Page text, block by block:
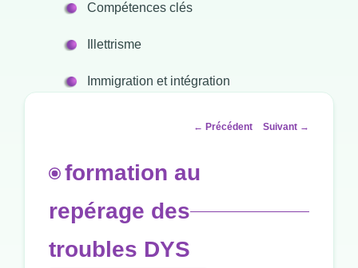
Compétences clés
Illettrisme
Immigration et intégration
Navigation
← Précédent Suivant →
formation au
repérage des
troubles DYS